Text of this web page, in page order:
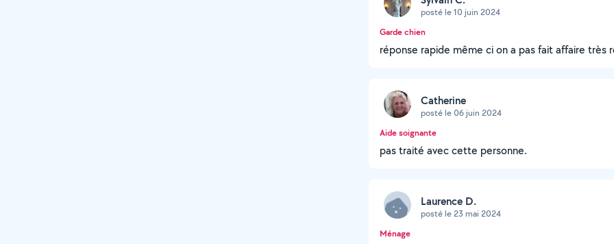
posté le 10 juin 2024
Garde chien
réponse rapide même ci on a pas fait affaire très
Catherine
posté le 06 juin 2024
Aide soignante
pas traité avec cette personne.
Laurence D.
posté le 23 mai 2024
Ménage